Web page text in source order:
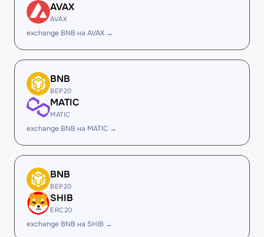
AVAX
AVAX
exchange BNB на AVAX →
BNB
BEP20
MATIC
MATIC
exchange BNB на MATIC →
BNB
BEP20
SHIB
ERC20
exchange BNB на SHIB →